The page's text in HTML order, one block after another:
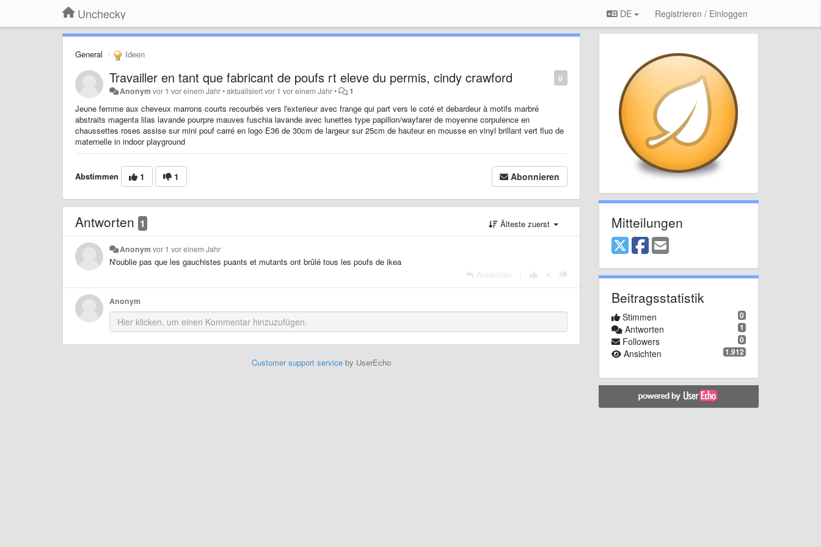
Unchecky DE Registrieren / Einloggen
General Ideen
0
Travailler en tant que fabricant de poufs rt eleve du permis, cindy crawford
Anonym vor 1 vor einem Jahr•aktualisiertvor 1 vor einem Jahr• 1
Jeune femme aux cheveux marrons courts recourbés vers l'exterieur avec frange qui part vers le coté et debardeur à motifs marbré
abstraits magenta lilas lavande pourpre mauves fuschia lavande avec lunettes type papillon/wayfarer de moyenne corpulence en
chaussettes roses assise sur mini pouf carré en logo E36 de 30cm de largeur sur 25cm de hauteur en mousse en vinyl brillant vert fluo de
maternelle in indoor playground
Abstimmen 1 1 Abonnieren
Antworten 1 Älteste zuerst
Anonym vor 1 vor einem Jahr
N'oublie pas que les gauchistes puants et mutants ont brûlé tous les poufs de ikea
Antworten
Anonym
Customer support serviceby UserEcho
Mitteilungen
Beitragsstatistik
0
Stimmen
1
Antworten
0
Followers
1.912
Ansichten